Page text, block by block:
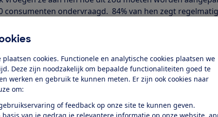
plaatsen cookies. Functionele en analytische cookies plaatsen we
Deze zijn noodzakelijk om bepaalde functionaliteiten goed te
werken en gebruik te kunnen meten. Er zijn ook cookies naar
om:
of feedback op onze site te kunnen geven.
basis van je gedrag je relevantere informatie op onze website,
consumenten ondervraagd. 84% van hen zegt
bij het kopen van producten of diensten. Maar bijna
groene labels en logo’s zijn, die vooral bedoeld lijken voor
lastig om te beoordelen of milieuclaims kloppen.
vaak niet aan welke voorwaarden een bedrijf moet
Zo denkt een meerderheid van de ondervraagden
dat producten gemaakt zijn zonder CO2-uitstoot.
de 10 mensen denkt dat bedrijven die CO2-claims
hun uitstoot te verminderen. Maar dat is niet zo.